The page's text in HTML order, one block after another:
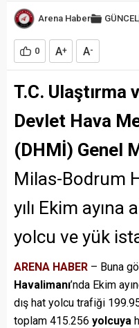
Arena Haber GÜNCEL
0 A+ A-
T.C. Ulaştırma
Devlet Hava
(DHMİ) Genel
Milas-Bodrum
yılı Ekim
yolcu ve yük
ARENA HABER – Buna
Havalimanı’nda Ekim
dış hat yolcu trafiği
toplam 415.256 yolcuya